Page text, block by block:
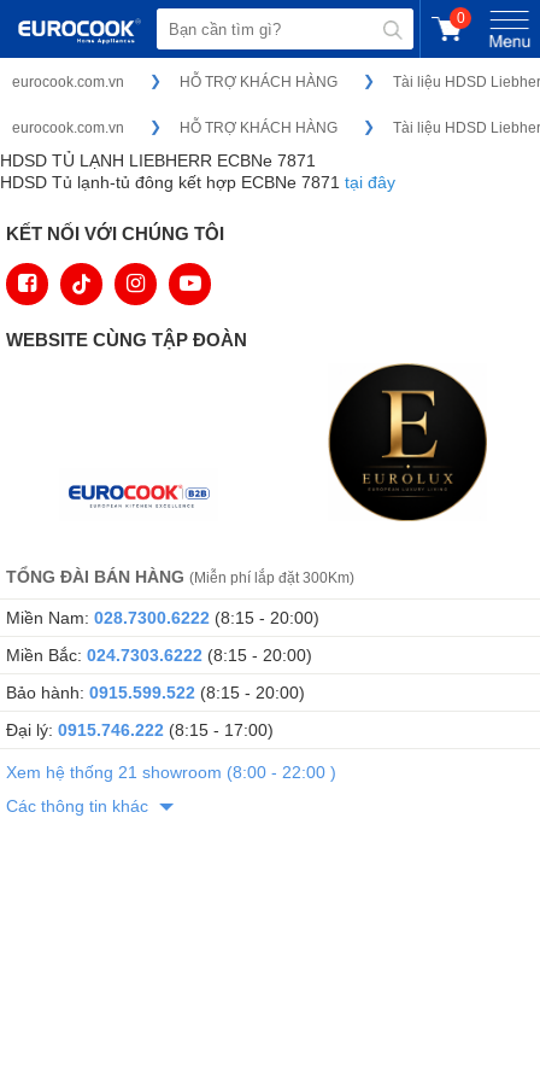
0
eurocook.com.vn HỖ TRỢ KHÁCH HÀNG Tài liệu HDSD
eurocook.com.vn HỖ TRỢ KHÁCH HÀNG Tài liệu HDSD
HDSD TỦ LẠNH LIEBHERR ECBNe 7871
HDSD Tủ lạnh-tủ đông kết hợp ECBNe 7871 tại đây
KẾT NỐI VỚI CHÚNG TÔI
WEBSITE CÙNG TẬP ĐOÀN
TỔNG ĐÀI BÁN HÀNG (Miễn phí lắp đặt 300Km)
Miền Nam: 028.7300.6222 (8:15 - 20:00)
Miền Bắc: 024.7303.6222 (8:15 - 20:00)
Bảo hành: 0915.599.522 (8:15 - 20:00)
Đại lý: 0915.746.222 (8:15 - 17:00)
Xem hệ thống 21 showroom (8:00 - 22:00 )
Các thông tin khác